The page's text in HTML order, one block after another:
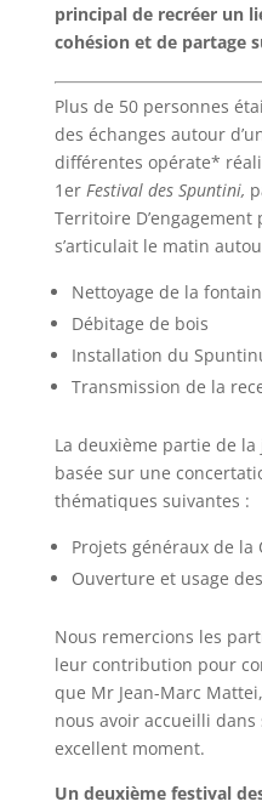
principal de recréer un
cohésion et de partage
Plus de 50 personnes
des échanges autour
différentes opérate*
1er Festival des Spuntini,
Territoire D’engagement
s’articulait le matin
Nettoyage de la
Débitage de bois
Installation du
Transmission de la
La deuxième partie de
basée sur une
thématiques suivantes :
Projets généraux de la
Ouverture et usage
Nous remercions les
leur contribution pour
que Mr Jean-Marc
nous avoir accueilli
excellent moment.
Un deuxième festival